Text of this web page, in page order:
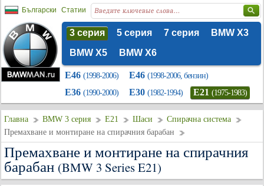
Български Статии
3 серия 5 серия 7 серия
BMW X3
BMW X5
BMW X6
E46 (1998-2006) E46 (1998-2006, бензин)
E36 (1990-2000) E30 (1982-1994) E21 (1975-1983)
Главна BMW 3 серия E21 Шаси
Спирачна система
Премахване и монтиране на спирачния барабан
Премахване и монтиране на спирачния
барабан (BMW 3 Series E21)